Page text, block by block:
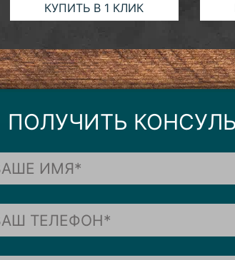
КУПИТЬ В 1 КЛИК
ПОЛУЧИТЬ